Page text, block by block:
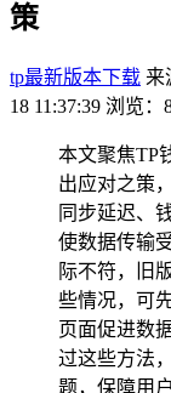
策
tp最新版本下载 来
18 11:37:39 浏览：
本文聚焦TP
出应对之策
同步延迟、
使数据传输
际不符，旧
些情况，可
页面促进数
过这些方法
题，保障用